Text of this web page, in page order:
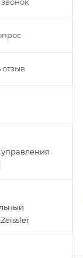
отзыв
управления